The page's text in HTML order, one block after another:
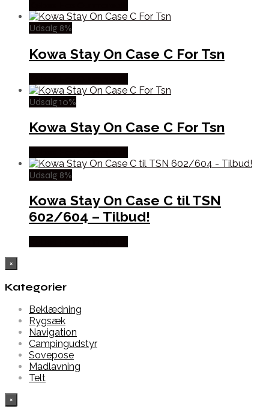
Udsalg 8%
Kowa Stay On Case C For Tsn
Udsalg 10%
Kowa Stay On Case C For Tsn
Udsalg 8%
Kowa Stay On Case C til TSN
602/604 – Tilbud!
×
Kategorier
Beklædning
Rygsæk
Navigation
Campingudstyr
Sovepose
Madlavning
Telt
×